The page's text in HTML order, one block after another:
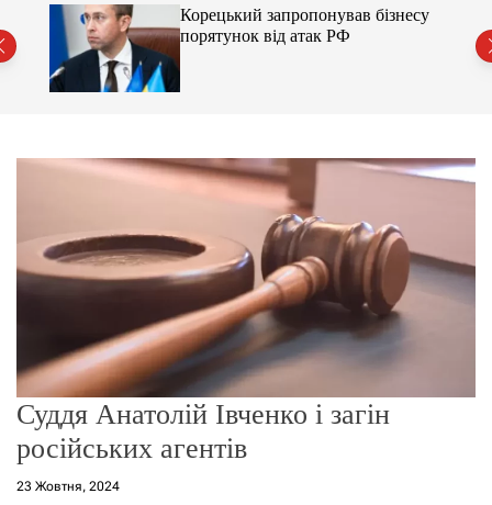
о
г
о
ж
и
Корецький запропонував бізнесу
порятунок від атак РФ
Суддя Анатолій Івченко і загін
російських агентів
23 Жовтня, 2024